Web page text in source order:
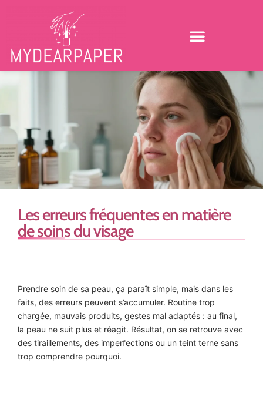
Les erreurs fréquentes en matière
de soins du visage
Prendre soin de sa peau, ça paraît simple, mais dans les
faits, des erreurs peuvent s’accumuler. Routine trop
chargée, mauvais produits, gestes mal adaptés : au final,
la peau ne suit plus et réagit. Résultat, on se retrouve avec
des tiraillements, des imperfections ou un teint terne sans
trop comprendre pourquoi.